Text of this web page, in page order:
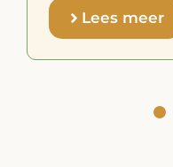
Lees meer